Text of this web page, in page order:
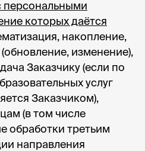
персональными
которых даётся
накопление,
изменение),
Заказчику (если по
услуг
Заказчиком),
(в том числе
обработки третьим
направления